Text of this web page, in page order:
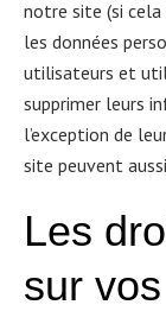
notre site (si
les données
utilisateurs et
supprimer leurs
l’exception de
site peuvent
Les
sur